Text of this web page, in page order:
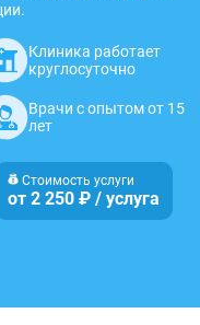
Клиника работает
круглосуточно
Врачи с опытом от 15
лет
Стоимость услуги
от 2 250 ₽ / услуга